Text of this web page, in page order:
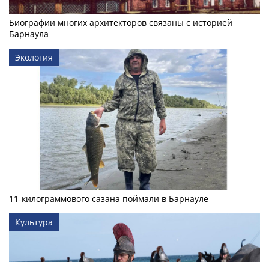
Биографии многих архитекторов связаны с историей
Барнаула
Экология
11-килограммового сазана поймали в Барнауле
Культура